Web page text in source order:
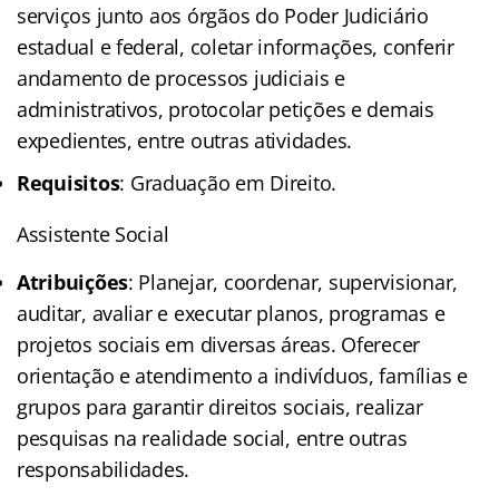
serviços junto aos órgãos do Poder Judiciário
estadual e federal, coletar informações, conferir
andamento de processos judiciais e
administrativos, protocolar petições e demais
expedientes, entre outras atividades.
Requisitos: Graduação em Direito.
Assistente Social
Atribuições: Planejar, coordenar, supervisionar,
auditar, avaliar e executar planos, programas e
projetos sociais em diversas áreas. Oferecer
orientação e atendimento a indivíduos, famílias e
grupos para garantir direitos sociais, realizar
pesquisas na realidade social, entre outras
responsabilidades.